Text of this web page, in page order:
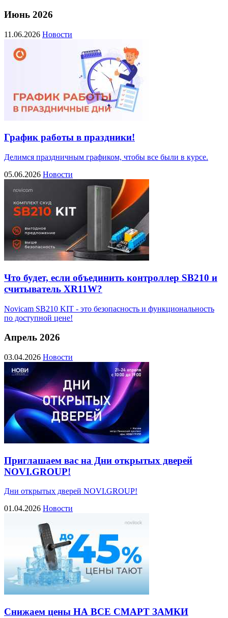
Июнь 2026
11.06.2026 Новости
График работы в праздники!
Делимся праздничным графиком, чтобы все были в курсе.
05.06.2026 Новости
Что будет, если объединить контроллер SB210 и
считыватель XR11W?
Novicam SB210 KIT - это безопасность и функциональность
по доступной цене!
Апрель 2026
03.04.2026 Новости
Приглашаем вас на Дни открытых дверей
NOVI.GROUP!
Дни открытых дверей NOVI.GROUP!
01.04.2026 Новости
Снижаем цены НА ВСЕ СМАРТ ЗАМКИ